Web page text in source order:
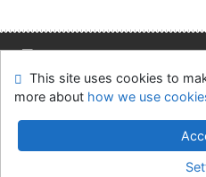
Site map Accessibility
Feedback form
Cookie
Slovak Economic Library of
v.4.8.63a
This site uses cookies to
more about how we use